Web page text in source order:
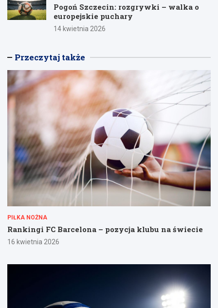
Pogoń Szczecin: rozgrywki – walka o
europejskie puchary
14 kwietnia 2026
Przeczytaj także
PIŁKA NOŻNA
Rankingi FC Barcelona – pozycja klubu na świecie
16 kwietnia 2026